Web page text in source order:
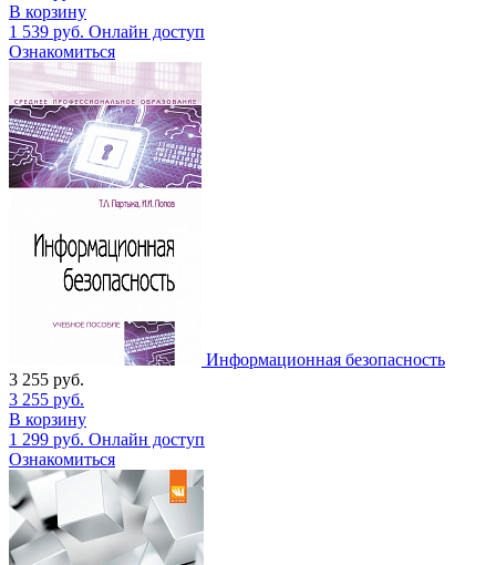
В корзину
1 539 руб. Онлайн доступ
Ознакомиться
Информационная безопасность
3 255 руб.
3 255 руб.
В корзину
1 299 руб. Онлайн доступ
Ознакомиться